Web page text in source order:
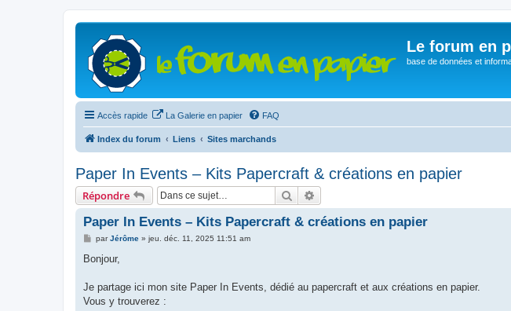
Le forum en
base de données et
Accès rapide La Galerie en papier FAQ
Index du forum Liens Sites marchands
Paper In Events – Kits Papercraft & créations en papier
Répondre Rechercher
Paper In Events – Kits Papercraft & créations en papier
M
s
g
parJérôme» jeu. déc. 11, 2025 11:51 am
Bonjour,
Je partage ici mon site Paper In Events, dédié au papercraft et aux créations en papier.
Vous y trouverez :